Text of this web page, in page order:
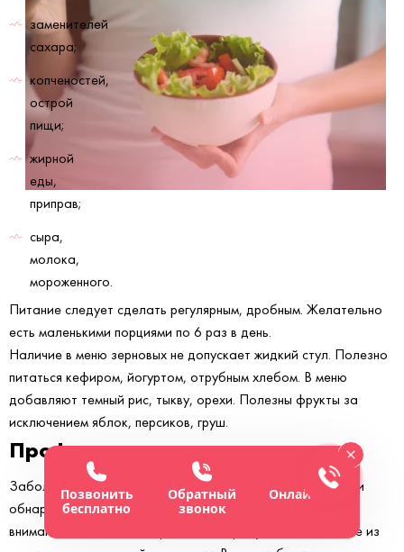
заменителей
сахара;
копченостей,
острой
пищи;
жирной
еды,
приправ;
сыра,
молока,
мороженного.
Питание следует сделать регулярным, дробным. Желательно
есть маленькими порциями по 6 раз в день.
Наличие в меню зерновых не допускает жидкий стул. Полезно
питаться кефиром, йогуртом, отрубным хлебом. В меню
добавляют темный рис, тыкву, орехи. Полезны фрукты за
исключением яблок, персиков, груш.
Профилактика
Заболевание доставляет дискомфортные ощущения. При
обнаружении первых симптомов необходимо обратить
внимание на питание, образ жизни. Требуется исключение из
Позвонить
бесплатно
Обратный
звонок
Онлайн-чат